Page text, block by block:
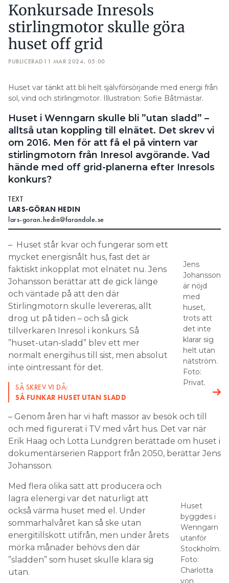
Konkursade Inresols
stirlingmotor skulle göra
huset off grid
PUBLICERAD 11 MAR 2024, 05:00
Huset var tänkt att bli helt självförsörjande med energi från
sol, vind och stirlingmotor. Illustration: Sofie Båtmästar.
Huset i Wenngarn skulle bli ”utan sladd” –
alltså utan koppling till elnätet. Det skrev vi
om 2016. Men för att få el på vintern var
stirlingmotorn från Inresol avgörande. Vad
hände med off grid-planerna efter Inresols
konkurs?
TEXT
LARS-GÖRAN HEDIN
lars-goran.hedin@farandole.se
Jens
Johansson
är nöjd
med
huset,
trots att
det inte
klarar sig
helt utan
nätström.
Foto:
Privat.
– Huset står kvar och fungerar som ett
mycket energisnålt hus, fast det är
faktiskt inkopplat mot elnätet nu. Jens
Johansson berättar att de gick länge
och väntade på att den där
Stirlingmotorn skulle levereras, allt
drog ut på tiden – och så gick
tillverkaren Inresol i konkurs. Så
”huset-utan-sladd” blev ett mer
normalt energihus till sist, men absolut
inte ointressant för det.
SÅ SKREV VI DÅ:
SÅ FUNKAR HUSET UTAN SLADD
– Genom åren har vi haft massor av besök och till
och med figurerat i TV med vårt hus. Det var när
Erik Haag och Lotta Lundgren berättade om huset i
dokumentärserien Rapport från 2050, berättar Jens
Johansson.
Huset
byggdes i
Wenngarn
utanför
Stockholm.
Foto:
Charlotta
von
Med flera olika sätt att producera och
lagra elenergi var det naturligt att
också värma huset med el. Under
sommarhalvåret kan så ske utan
energitillskott utifrån, men under årets
mörka månader behövs den där
”sladden” som huset skulle klara sig
utan.